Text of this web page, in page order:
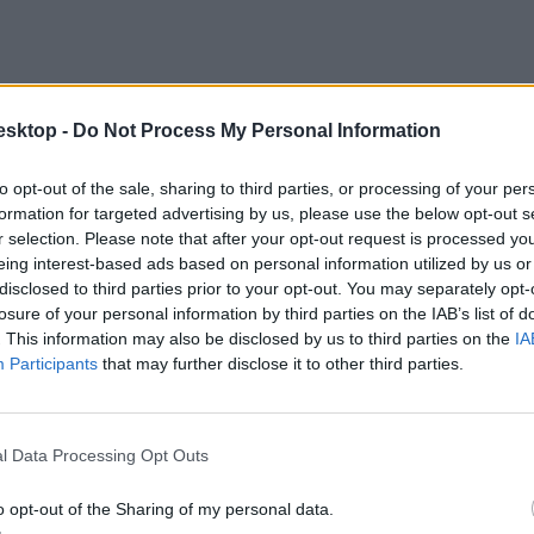
- Do Not Process My Personal Information
opt-out of the sale, sharing to third parties, or processing of your
for targeted advertising by us, please use the below opt-out
selection. Please note that after your opt-out request is processed
interest-based ads based on personal information utilized by us
to third parties prior to your opt-out. You may separately
of your personal information by third parties on the IAB’s list of
This information may also be disclosed by us to third parties on the
Participants that may further disclose it to other third parties.
Data Processing Opt Outs
opt-out of the Sharing of my personal data.
ettek a nárciszhagymából a várpalotai óvoda udvarán , hogy az
hányás és hasfájás jelentkezett, mert a nárcisz mindegyik része